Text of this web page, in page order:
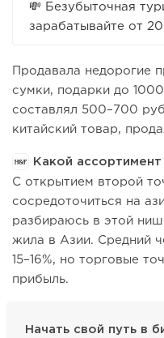
💸 Безубыточная
зарабатывайте от
Продавала недорогие
сумки, подарки до
составлял 500–700
китайский товар,
Какой
С открытием второй
сосредоточиться на
разбираюсь в этой
жила в Азии. Средний
15–16%, но торговые
прибыль.
Начать свой путь в